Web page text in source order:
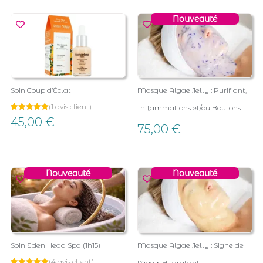
Soin Coup d’Éclat
Noté
5.00
(1 avis client)
45,00 €
Nouveauté
Masque Algae Jelly : Purifiant,
Inflammations et/ou Boutons
75,00 €
Nouveauté
Soin Eden Head Spa (1h15)
Nouveauté
Masque Algae Jelly : Signe de